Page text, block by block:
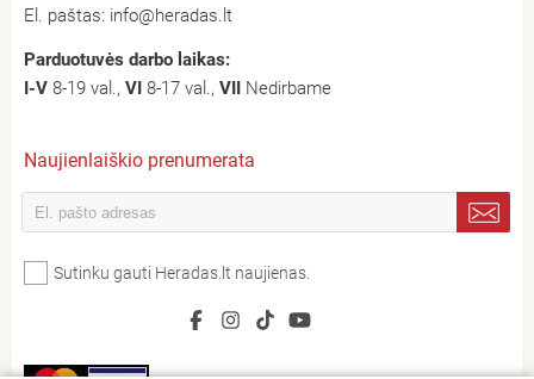
El. paštas: info@heradas.lt
Parduotuvės darbo laikas:
I-V 8-19 val., VI 8-17 val., VII Nedirbame
Naujienlaiškio prenumerata
Sutinku gauti Heradas.lt naujienas.